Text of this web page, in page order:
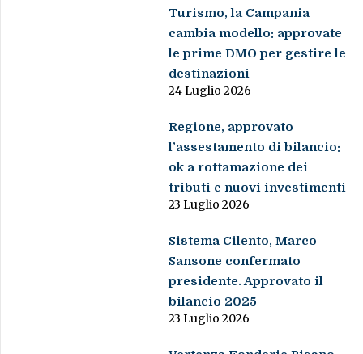
Turismo, la Campania
cambia modello: approvate
le prime DMO per gestire le
destinazioni
24 Luglio 2026
Regione, approvato
l’assestamento di bilancio:
ok a rottamazione dei
tributi e nuovi investimenti
23 Luglio 2026
Sistema Cilento, Marco
Sansone confermato
presidente. Approvato il
bilancio 2025
23 Luglio 2026